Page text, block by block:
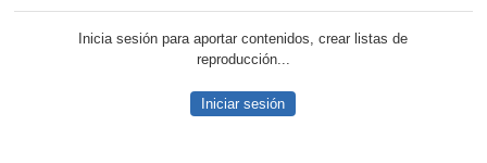
Inicia sesión para aportar contenidos, crear listas de
reproducción...
Iniciar sesión